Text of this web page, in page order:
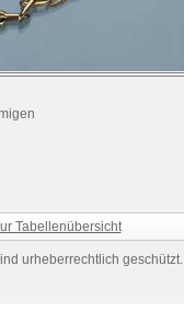
Tabellenübersicht
urheberrechtlich geschützt.